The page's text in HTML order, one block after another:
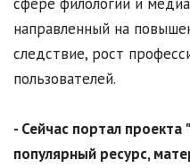
сфере филологии и
направленный на
следствие, рост
пользователей.
- Сейчас портал проекта
популярный ресурс,